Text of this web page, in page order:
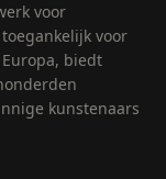
voor
voor
biedt
kunstenaars